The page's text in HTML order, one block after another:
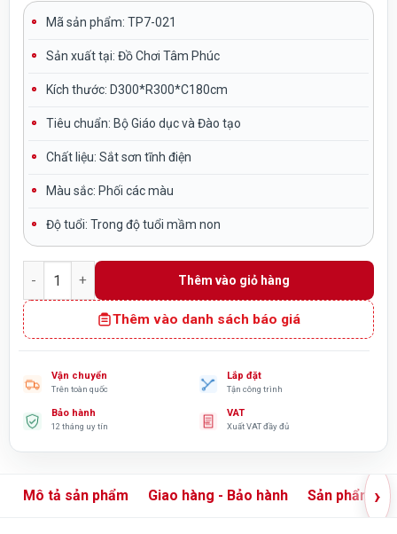
Mã sản phẩm: TP7-021
Sản xuất tại: Đồ Chơi Tâm Phúc
Kích thước: D300*R300*C180cm
Tiêu chuẩn: Bộ Giáo dục và Đào tạo
Chất liệu: Sắt sơn tĩnh điện
Màu sắc: Phối các màu
Độ tuổi: Trong độ tuổi mầm non
Bộ thang leo trèo lục giác cho bé ngoài trời TP7-021 số lượng
Thêm vào giỏ hàng
Thêm vào danh sách báo giá
Vận chuyển
Trên toàn quốc
Lắp đặt
Tận công trình
Bảo hành
12 tháng uy tín
VAT
Xuất VAT đầy đủ
Mô tả sản phẩm Giao hàng - Bảo hành Sản phẩm›